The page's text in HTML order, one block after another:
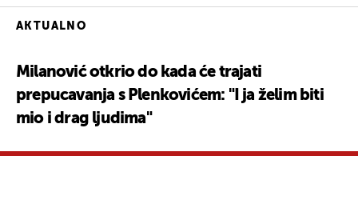
AKTUALNO
Milanović otkrio do kada će trajati
prepucavanja s Plenkovićem: "I ja želim biti
mio i drag ljudima"